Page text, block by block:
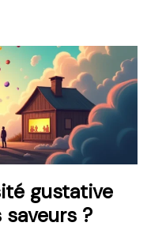
gustative
?